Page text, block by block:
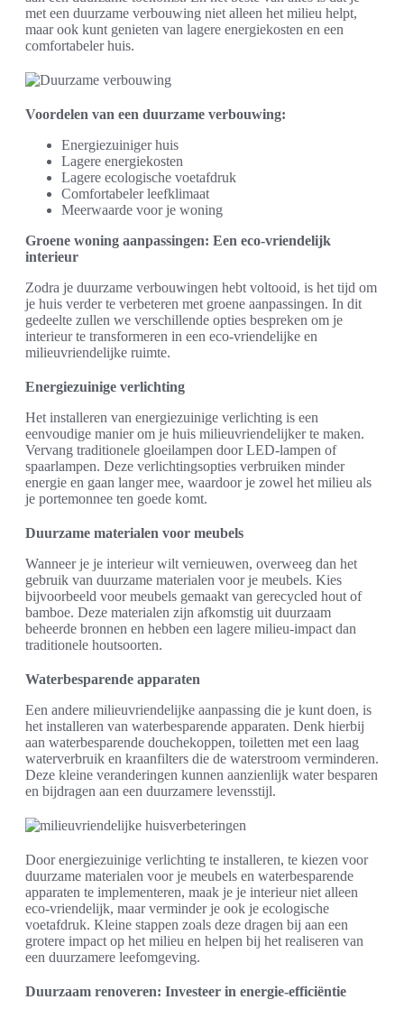
met een duurzame verbouwing niet alleen het milieu helpt,
maar ook kunt genieten van lagere energiekosten en een
comfortabeler huis.
Voordelen van een duurzame verbouwing:
Energiezuiniger huis
Lagere energiekosten
Lagere ecologische voetafdruk
Comfortabeler leefklimaat
Meerwaarde voor je woning
Groene woning aanpassingen: Een eco-vriendelijk
interieur
Zodra je duurzame verbouwingen hebt voltooid, is het tijd om
je huis verder te verbeteren met groene aanpassingen. In dit
gedeelte zullen we verschillende opties bespreken om je
interieur te transformeren in een eco-vriendelijke en
milieuvriendelijke ruimte.
Energiezuinige verlichting
Het installeren van energiezuinige verlichting is een
eenvoudige manier om je huis milieuvriendelijker te maken.
Vervang traditionele gloeilampen door LED-lampen of
spaarlampen. Deze verlichtingsopties verbruiken minder
energie en gaan langer mee, waardoor je zowel het milieu als
je portemonnee ten goede komt.
Duurzame materialen voor meubels
Wanneer je je interieur wilt vernieuwen, overweeg dan het
gebruik van duurzame materialen voor je meubels. Kies
bijvoorbeeld voor meubels gemaakt van gerecycled hout of
bamboe. Deze materialen zijn afkomstig uit duurzaam
beheerde bronnen en hebben een lagere milieu-impact dan
traditionele houtsoorten.
Waterbesparende apparaten
Een andere milieuvriendelijke aanpassing die je kunt doen, is
het installeren van waterbesparende apparaten. Denk hierbij
aan waterbesparende douchekoppen, toiletten met een laag
waterverbruik en kraanfilters die de waterstroom verminderen.
Deze kleine veranderingen kunnen aanzienlijk water besparen
en bijdragen aan een duurzamere levensstijl.
Door energiezuinige verlichting te installeren, te kiezen voor
duurzame materialen voor je meubels en waterbesparende
apparaten te implementeren, maak je je interieur niet alleen
eco-vriendelijk, maar verminder je ook je ecologische
voetafdruk. Kleine stappen zoals deze dragen bij aan een
grotere impact op het milieu en helpen bij het realiseren van
een duurzamere leefomgeving.
Duurzaam renoveren: Investeer in energie-efficiëntie